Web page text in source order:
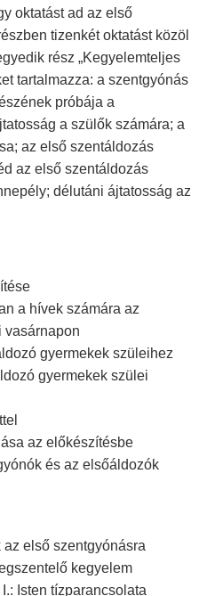
oktatást ad az első
tizenkét oktatást közöl
rész „Kegyelemteljes
tartalmazza: a szentgyónás
próbája a
a szülők számára; a
az első szentáldozás
az első szentáldozás
délutáni ájtatosság az
a hívek számára az
vasárnapon
gyermekek szüleihez
gyermekek szülei
az előkészítésbe
és az elsőáldozók
az első szentgyónásra
kegyelem
Isten tízparancsolata